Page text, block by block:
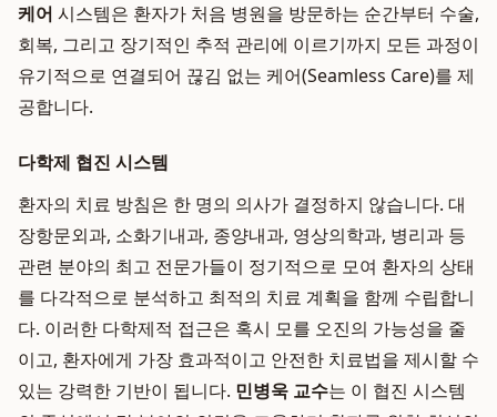
케어 시스템은 환자가 처음 병원을 방문하는 순간부터 수술,
회복, 그리고 장기적인 추적 관리에 이르기까지 모든 과정이
유기적으로 연결되어 끊김 없는 케어(Seamless Care)를 제
공합니다.
다학제 협진 시스템
환자의 치료 방침은 한 명의 의사가 결정하지 않습니다. 대
장항문외과, 소화기내과, 종양내과, 영상의학과, 병리과 등
관련 분야의 최고 전문가들이 정기적으로 모여 환자의 상태
를 다각적으로 분석하고 최적의 치료 계획을 함께 수립합니
다. 이러한 다학제적 접근은 혹시 모를 오진의 가능성을 줄
이고, 환자에게 가장 효과적이고 안전한 치료법을 제시할 수
있는 강력한 기반이 됩니다. 민병욱 교수는 이 협진 시스템